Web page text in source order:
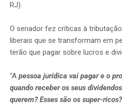
RJ).
O senador fez críticas à
liberais que se transformam em
terão que pagar sobre lucros e
“A pessoa jurídica vai pagar e o
quando receber os seus
querem? Esses são os super-